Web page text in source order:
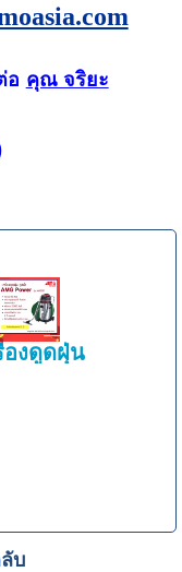
คุณ จริยะ
องดูดฝุ่น
บ